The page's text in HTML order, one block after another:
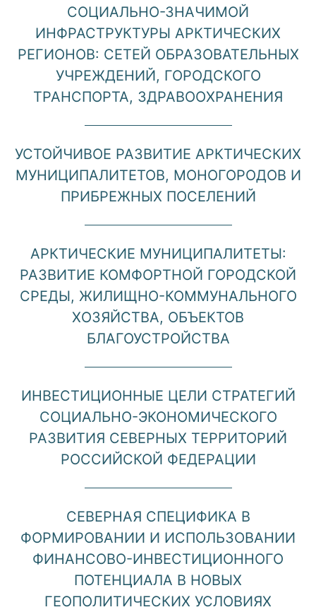
СОЦИАЛЬНО-ЗНАЧИМОЙ
ИНФРАСТРУКТУРЫ АРКТИЧЕСКИХ
РЕГИОНОВ: СЕТЕЙ ОБРАЗОВАТЕЛЬНЫХ
УЧРЕЖДЕНИЙ, ГОРОДСКОГО
ТРАНСПОРТА, ЗДРАВООХРАНЕНИЯ
УСТОЙЧИВОЕ РАЗВИТИЕ АРКТИЧЕСКИХ
МУНИЦИПАЛИТЕТОВ, МОНОГОРОДОВ И
ПРИБРЕЖНЫХ ПОСЕЛЕНИЙ
АРКТИЧЕСКИЕ МУНИЦИПАЛИТЕТЫ:
РАЗВИТИЕ КОМФОРТНОЙ ГОРОДСКОЙ
СРЕДЫ, ЖИЛИЩНО-КОММУНАЛЬНОГО
ХОЗЯЙСТВА, ОБЪЕКТОВ
БЛАГОУСТРОЙСТВА
ИНВЕСТИЦИОННЫЕ ЦЕЛИ СТРАТЕГИЙ
СОЦИАЛЬНО-ЭКОНОМИЧЕСКОГО
РАЗВИТИЯ СЕВЕРНЫХ ТЕРРИТОРИЙ
РОССИЙСКОЙ ФЕДЕРАЦИИ
СЕВЕРНАЯ СПЕЦИФИКА В
ФОРМИРОВАНИИ И ИСПОЛЬЗОВАНИИ
ФИНАНСОВО-ИНВЕСТИЦИОННОГО
ПОТЕНЦИАЛА В НОВЫХ
ГЕОПОЛИТИЧЕСКИХ УСЛОВИЯХ